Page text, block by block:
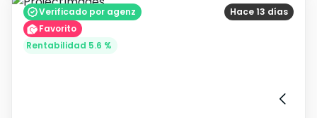
Hace 13 días
Verificado por agenz
Favorito
Rentabilidad 5.6 %